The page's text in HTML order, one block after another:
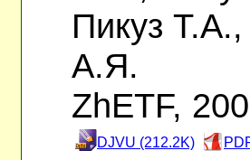
Пикуз Т.А.
А.Я.
ZhETF,
DJVU (212.2K)